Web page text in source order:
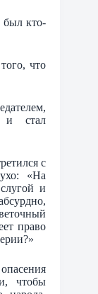
был кто-
что
и стал
с
«На
и
право
чтобы